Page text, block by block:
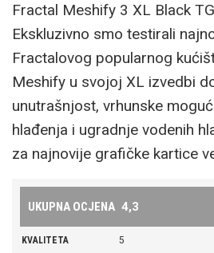
Fractal Meshify 3 XL Black
Ekskluzivno smo testirali
Fractalovog popularnog
Meshify u svojoj XL izvedbi
unutrašnjost, vrhunske
hlađenja i ugradnje vodenih
za najnovije grafičke kartice
UKUPNA OCJENA 4,3
KVALITETA 5